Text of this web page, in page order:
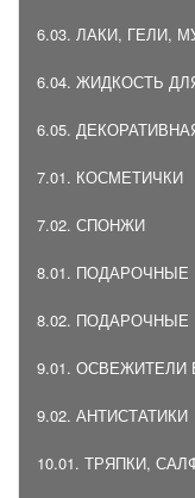
6.03. ЛАКИ, ГЕЛИ,
6.04. ЖИДКОСТЬ
6.05.
7.01. КОСМЕТИЧКИ
7.02. СПОНЖИ
8.01.
8.02. ПОДАРОЧНЫЕ
9.01. ОСВЕЖИТЕЛИ
9.02. АНТИСТАТИКИ
10.01. ТРЯПКИ,